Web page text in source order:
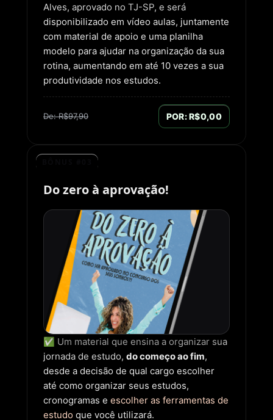
Alves, aprovado no TJ-SP, e será
disponibilizado em vídeo aulas, juntamente
com material de apoio e uma planilha
modelo para ajudar na organização da sua
rotina, aumentando em até 10 vezes a sua
produtividade nos estudos.
De: R$97,90 POR: R$0,00
Do zero à aprovação!
✅ Um material que ensina a organizar sua
jornada de estudo, do começo ao fim,
desde a decisão de qual cargo escolher
até como organizar seus estudos,
cronogramas e escolher as ferramentas de
estudo que você utilizará.